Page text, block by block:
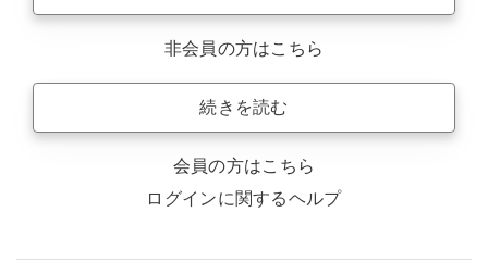
非会員の方はこちら
続きを読む
会員の方はこちら
ログインに関するヘルプ